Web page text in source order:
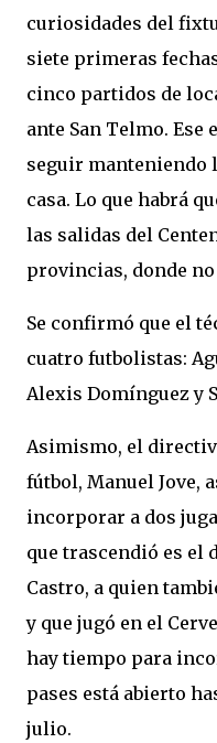
curiosidades del
siete primeras
cinco partidos de
ante San Telmo. Ese
seguir manteniendo
casa. Lo que habrá
las salidas del
provincias, donde
Se confirmó que el
cuatro futbolistas:
Alexis Domínguez y
Asimismo, el
fútbol, Manuel Jove,
incorporar a dos
que trascendió es el
Castro, a quien
y que jugó en el
hay tiempo para
pases está abierto
julio.